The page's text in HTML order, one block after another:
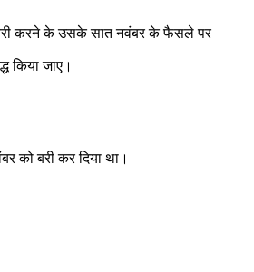
बरी करने के उसके सात नवंबर के फैसले पर
किया जाए।
को बरी कर दिया था।